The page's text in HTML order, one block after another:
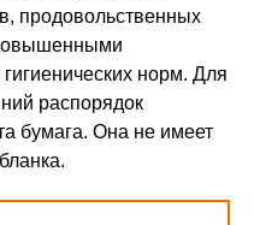
продовольственных
норм. Для
распорядок
бумага. Она не имеет